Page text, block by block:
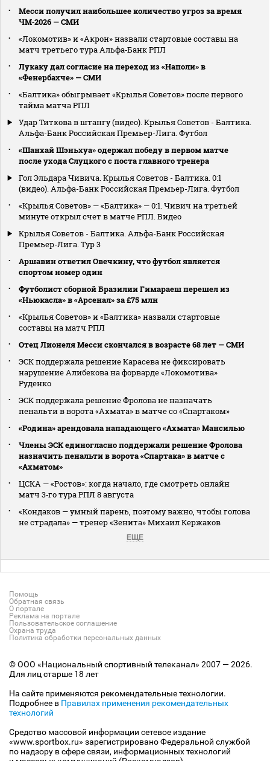
Месси получил наибольшее количество угроз за время
ЧМ‑2026 — СМИ
«Локомотив» и «Акрон» назвали стартовые составы на
матч третьего тура Альфа‑Банк РПЛ
Лукаку дал согласие на переход из «Наполи» в
«Фенербахче» — СМИ
«Балтика» обыгрывает «Крылья Советов» после первого
тайма матча РПЛ
Удар Титкова в штангу (видео). Крылья Советов - Балтика.
Альфа-Банк Российская Премьер-Лига. Футбол
«Шанхай Шэньхуа» одержал победу в первом матче
после ухода Слуцкого с поста главного тренера
Гол Эльдара Чивича. Крылья Советов - Балтика. 0:1
(видео). Альфа-Банк Российская Премьер-Лига. Футбол
«Крылья Советов» — «Балтика» — 0:1. Чивич на третьей
минуте открыл счет в матче РПЛ. Видео
Крылья Советов - Балтика. Альфа-Банк Российская
Премьер-Лига. Тур 3
Аршавин ответил Овечкину, что футбол является
спортом номер один
Футболист сборной Бразилии Гимараеш перешел из
«Ньюкасла» в «Арсенал» за £75 млн
«Крылья Советов» и «Балтика» назвали стартовые
составы на матч РПЛ
Отец Лионеля Месси скончался в возрасте 68 лет — СМИ
ЭСК поддержала решение Карасева не фиксировать
нарушение Алибекова на форварде «Локомотива»
Руденко
ЭСК поддержала решение Фролова не назначать
пенальти в ворота «Ахмата» в матче со «Спартаком»
«Родина» арендовала нападающего «Ахмата» Мансилью
Члены ЭСК единогласно поддержали решение Фролова
назначить пенальти в ворота «Спартака» в матче с
«Ахматом»
ЦСКА — «Ростов»: когда начало, где смотреть онлайн
матч 3‑го тура РПЛ 8 августа
«Кондаков — умный парень, поэтому важно, чтобы голова
не страдала» — тренер «Зенита» Михаил Кержаков
ЕЩЕ
Помощь
Обратная связь
О портале
Реклама на портале
Пользовательское соглашение
Охрана труда
Политика обработки персональных данных
© ООО «Национальный спортивный телеканал» 2007 — 2026.
Для лиц старше 18 лет
На сайте применяются рекомендательные технологии.
Подробнее в Правилах применения рекомендательных
технологий
Средство массовой информации сетевое издание
«www.sportbox.ru» зарегистрировано Федеральной службой
по надзору в сфере связи, информационных технологий